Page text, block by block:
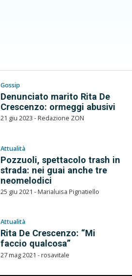
Gossip
Denunciato marito Rita De
Crescenzo: ormeggi abusivi
21 giu 2023 - Redazione ZON
Attualità
Pozzuoli, spettacolo trash in
strada: nei guai anche tre
neomelodici
25 giu 2021 - Marialuisa Pignatiello
Attualità
Rita De Crescenzo: “Mi
faccio qualcosa”
27 mag 2021 - rosavitale